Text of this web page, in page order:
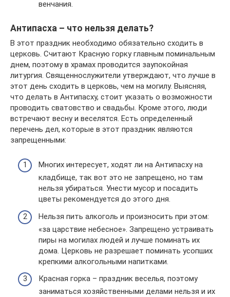
венчания.
Антипасха – что нельзя делать?
В этот праздник необходимо обязательно сходить в
церковь. Считают Красную горку главным поминальным
днем, поэтому в храмах проводится заупокойная
литургия. Священнослужители утверждают, что лучше в
этот день сходить в церковь, чем на могилу. Выясняя,
что делать в Антипасху, стоит указать о возможности
проводить сватовство и свадьбы. Кроме этого, люди
встречают весну и веселятся. Есть определенный
перечень дел, которые в этот праздник являются
запрещенными:
Многих интересует, ходят ли на Антипасху на
кладбище, так вот это не запрещено, но там
нельзя убираться. Унести мусор и посадить
цветы рекомендуется до этого дня.
Нельзя пить алкоголь и произносить при этом:
«за царствие небесное». Запрещено устраивать
пиры на могилах людей и лучше поминать их
дома. Церковь не разрешает поминать усопших
крепкими алкогольными напитками.
Красная горка – праздник веселья, поэтому
заниматься хозяйственными делами нельзя и их